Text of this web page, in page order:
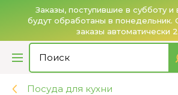
Заказы, поступившие в субботу и
будут обработаны в понедельник.
заказы автоматически
Посуда для кухни